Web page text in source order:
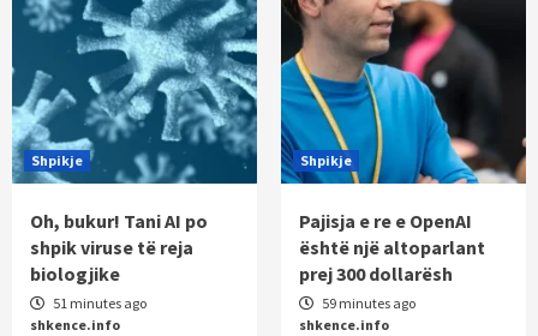
Shpikje
Oh, bukur! Tani AI po
shpik viruse të reja
biologjike
51 minutes ago
shkence.info
Shpikje
Pajisja e re e OpenAI
është një altoparlant
prej 300 dollarësh
59 minutes ago
shkence.info